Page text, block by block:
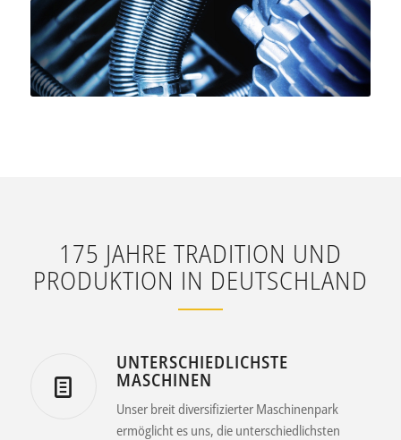
175 JAHRE TRADITION UND
PRODUKTION IN DEUTSCHLAND
UNTERSCHIEDLICHSTE
MASCHINEN
Unser breit diversifizierter Maschinenpark
ermöglicht es uns, die unterschiedlichsten